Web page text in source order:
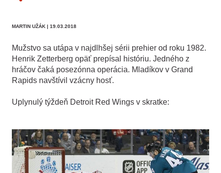
MARTIN UŽÁK | 19.03.2018
Mužstvo sa utápa v najdlhšej sérii prehier od roku 1982.
Henrik Zetterberg opäť prepísal históriu. Jedného z
hráčov čaká posezónna operácia. Mladíkov v Grand
Rapids navštívil vzácny hosť.
Uplynulý týždeň Detroit Red Wings v skratke: